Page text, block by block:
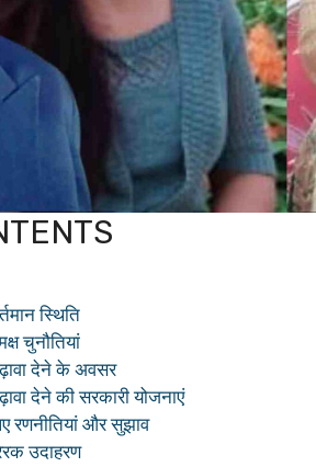
स्थिति
चुनौतियां
देने के अवसर
देने की सरकारी योजनाएं
रणनीतियां और सुझाव
उदाहरण